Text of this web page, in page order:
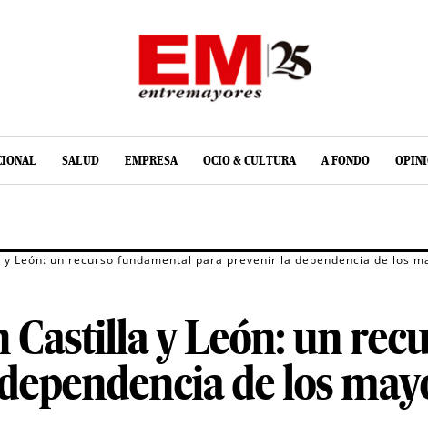
SALUD EMPRESA OCIO & CULTURA A FONDO
León: un recurso fundamental para prevenir la dependencia de los
Castilla y León: un
de los